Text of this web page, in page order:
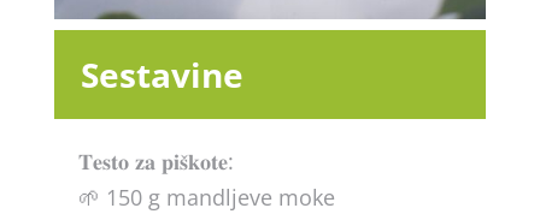
Sestavine
𝐓𝐞𝐬𝐭𝐨 𝐳𝐚 𝐩𝐢𝐬̌𝐤𝐨𝐭𝐞:
🌱 150 g mandljeve moke